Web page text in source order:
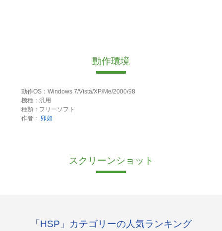
動作環境
動作OS：Windows 7/Vista/XP/Me/2000/98
機種：汎用
種類：フリーソフト
作者：
卯如
スクリーンショット
「HSP」カテゴリーの人気ランキング